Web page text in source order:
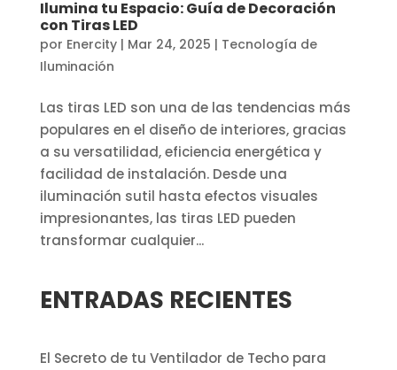
Ilumina tu Espacio: Guía de Decoración
con Tiras LED
por Enercity| Mar 24, 2025 | Tecnología de
Iluminación
Las tiras LED son una de las tendencias más
populares en el diseño de interiores, gracias
a su versatilidad, eficiencia energética y
facilidad de instalación. Desde una
iluminación sutil hasta efectos visuales
impresionantes, las tiras LED pueden
transformar cualquier...
ENTRADAS RECIENTES
El Secreto de tu Ventilador de Techo para